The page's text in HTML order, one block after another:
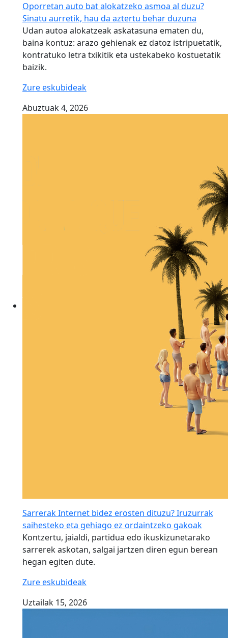
Oporretan auto bat alokatzeko asmoa al duzu?
Sinatu aurretik, hau da aztertu behar duzuna
Udan autoa alokatzeak askatasuna ematen du,
baina kontuz: arazo gehienak ez datoz istripuetatik,
kontratuko letra txikitik eta ustekabeko kostuetatik
baizik.
Zure eskubideak
Abuztuak 4, 2026
Sarrerak Internet bidez erosten dituzu? Iruzurrak
saihesteko eta gehiago ez ordaintzeko gakoak
Kontzertu, jaialdi, partidua edo ikuskizunetarako
sarrerek askotan, salgai jartzen diren egun berean
hegan egiten dute.
Zure eskubideak
Uztailak 15, 2026